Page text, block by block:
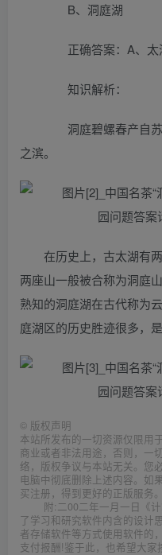
B、洞庭湖
正确答案：A、太
知识解析：
洞庭碧螺春产自苏
之滨。
在历史上，古太湖有
两座山一般被合称为洞庭
熟知的洞庭湖在古代称为
庭湖区的历史胜迹很多，
© 版权声明
本站所发布的一切资源仅限用
商业或者非法用途，否则，一
络，版权争议与本站无关。您
电脑中彻底删除上述内容。如
买注册，得到更好的正版服务。
附:二00二年一月一日《
了学习和研究软件内含的设计
者存储软件等方式使用软件的
支付报酬!鉴于此，也希望大家